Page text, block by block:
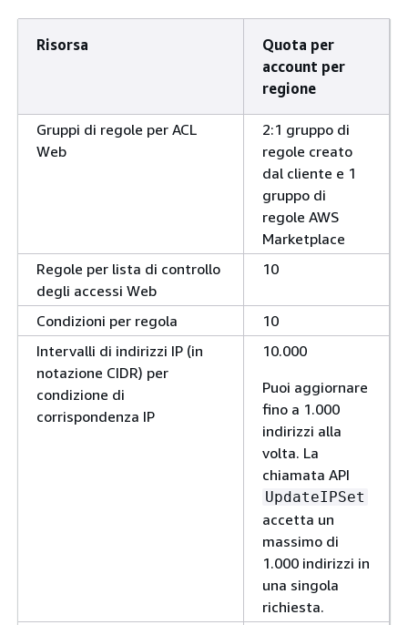
Risorsa
Quota per
account per
regione
Gruppi di regole per ACL
Web
2:1 gruppo di
regole creato
dal cliente e 1
gruppo di
regole AWS
Marketplace
Regole per lista di controllo
degli accessi Web
10
Condizioni per regola
10
Intervalli di indirizzi IP (in
notazione CIDR) per
condizione di
corrispondenza IP
10.000
Puoi aggiornare
fino a 1.000
indirizzi alla
volta. La
chiamata API
UpdateIPSet
accetta un
massimo di
1.000 indirizzi in
una singola
richiesta.